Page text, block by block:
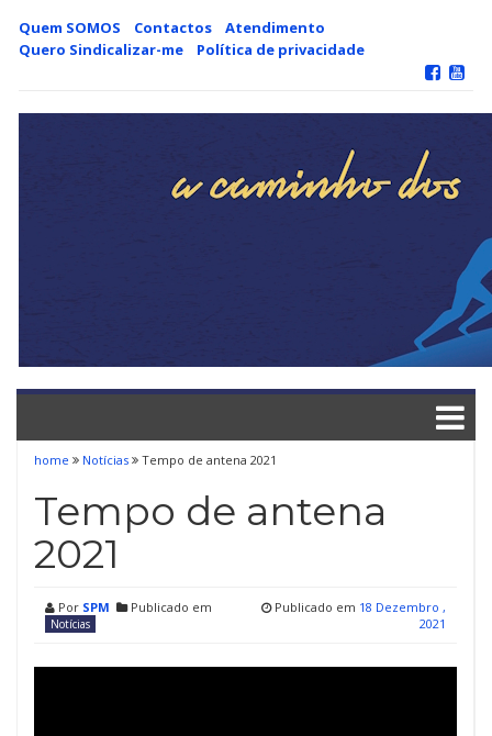
Skip
content
Quem SOMOS Contactos
Atendimento
Quero Sindicalizar-me
Política de privacidade
home Notícias Tempo de antena 2021
Tempo de antena
2021
Por SPM Publicado em
Notícias
Publicado em 18 Dezembro ,
2021